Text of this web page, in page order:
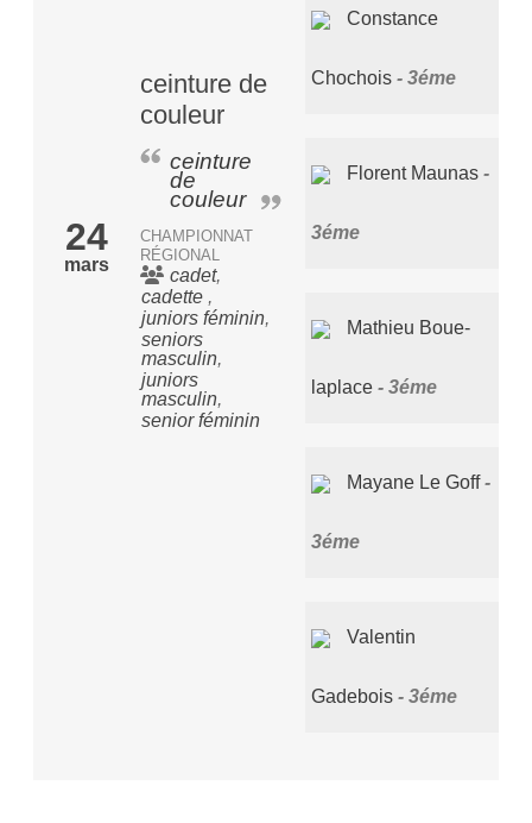
24
mars
ceinture de
couleur
ceinture
de
couleur
CHAMPIONNAT
RÉGIONAL
cadet
cadette
juniors féminin
seniors
masculin
juniors
masculin
senior féminin
Constance
Chochois 3éme
Florent Maunas
3éme
Mathieu Boue-
laplace 3éme
Mayane Le Goff
3éme
Valentin
Gadebois 3éme